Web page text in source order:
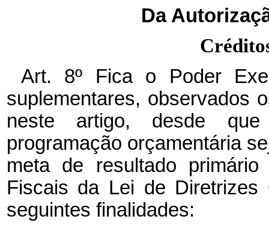
Da
Art. 8º Fica o Poder
suplementares, observados
neste artigo, desde
programação orçamentária
meta de resultado
Fiscais da Lei de Diretrizes
seguintes finalidades: